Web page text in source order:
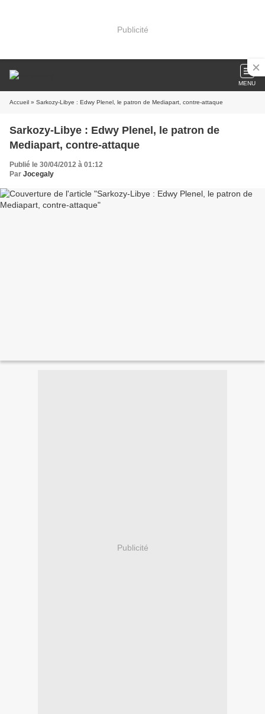
Publicité
MENU
Accueil » Sarkozy-Libye : Edwy Plenel, le patron de Mediapart, contre-attaque
Sarkozy-Libye : Edwy Plenel, le patron de
Mediapart, contre-attaque
Publié le 30/04/2012 à 01:12
Par Jocegaly
Publicité